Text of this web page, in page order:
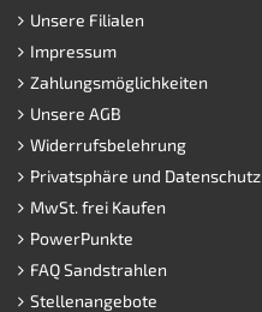
Unsere Filialen
Impressum
Zahlungsmöglichkeiten
Unsere AGB
Widerrufsbelehrung
Privatsphäre und Datenschutz
MwSt. frei Kaufen
PowerPunkte
FAQ Sandstrahlen
Stellenangebote